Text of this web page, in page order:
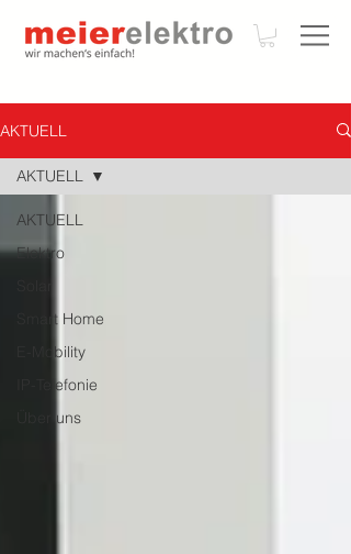
AKTUELL
AKTUELL
Elektro
Smart Home
E-Mobility
IP-Telefonie
Über uns
AKTUELL